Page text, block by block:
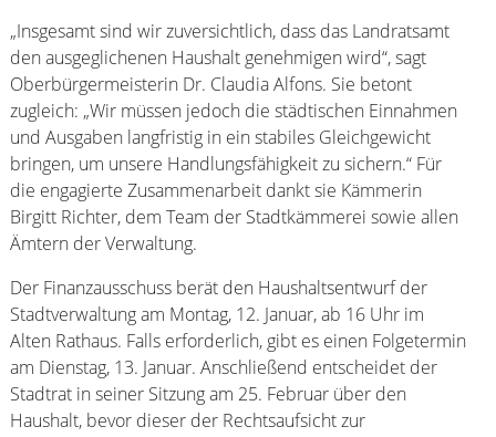
„Insgesamt sind wir zuversichtlich, dass das Landratsamt
den ausgeglichenen Haushalt genehmigen wird“, sagt
Oberbürgermeisterin Dr. Claudia Alfons. Sie betont
zugleich: „Wir müssen jedoch die städtischen Einnahmen
und Ausgaben langfristig in ein stabiles Gleichgewicht
bringen, um unsere Handlungsfähigkeit zu sichern.“ Für
die engagierte Zusammenarbeit dankt sie Kämmerin
Birgitt Richter, dem Team der Stadtkämmerei sowie allen
Ämtern der Verwaltung.
Der Finanzausschuss berät den Haushaltsentwurf der
Stadtverwaltung am Montag, 12. Januar, ab 16 Uhr im
Alten Rathaus. Falls erforderlich, gibt es einen Folgetermin
am Dienstag, 13. Januar. Anschließend entscheidet der
Stadtrat in seiner Sitzung am 25. Februar über den
Haushalt, bevor dieser der Rechtsaufsicht zur